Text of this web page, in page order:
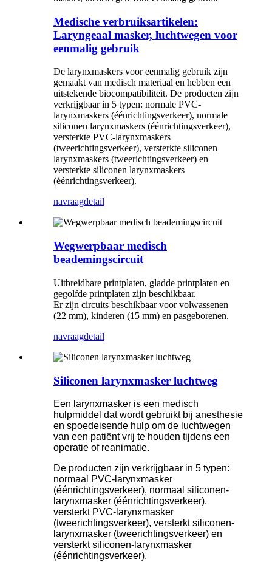
Medische verbruiksartikelen:
Laryngeaal masker, luchtwegen voor
eenmalig gebruik
De larynxmaskers voor eenmalig gebruik zijn
gemaakt van medisch materiaal en hebben een
uitstekende biocompatibiliteit. De producten zijn
verkrijgbaar in 5 typen: normale PVC-
larynxmaskers (éénrichtingsverkeer), normale
siliconen larynxmaskers (éénrichtingsverkeer),
versterkte PVC-larynxmaskers
(tweerichtingsverkeer), versterkte siliconen
larynxmaskers (tweerichtingsverkeer) en
versterkte siliconen larynxmaskers
(éénrichtingsverkeer).
navraagdetail
Wegwerpbaar medisch
beademingscircuit
Uitbreidbare printplaten, gladde printplaten en
gegolfde printplaten zijn beschikbaar.
Er zijn circuits beschikbaar voor volwassenen
(22 mm), kinderen (15 mm) en pasgeborenen.
navraagdetail
Siliconen larynxmasker luchtweg
Een larynxmasker is een medisch
hulpmiddel dat wordt gebruikt bij anesthesie
en spoedeisende hulp om de luchtwegen
van een patiënt vrij te houden tijdens een
operatie of reanimatie.
De producten zijn verkrijgbaar in 5 typen:
normaal PVC-larynxmasker
(éénrichtingsverkeer), normaal siliconen-
larynxmasker (éénrichtingsverkeer),
versterkt PVC-larynxmasker
(tweerichtingsverkeer), versterkt siliconen-
larynxmasker (tweerichtingsverkeer) en
versterkt siliconen-larynxmasker
(éénrichtingsverkeer).